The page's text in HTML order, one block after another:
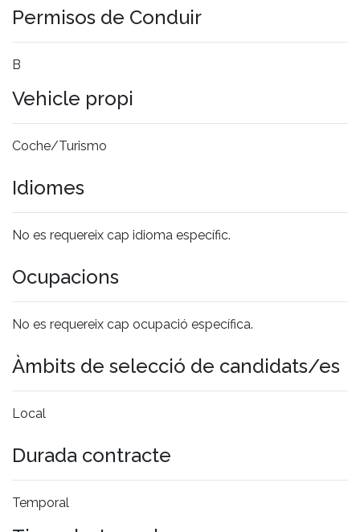
Permisos de Conduir
B
Vehicle propi
Coche/Turismo
Idiomes
No es requereix cap idioma específic.
Ocupacions
No es requereix cap ocupació específica.
Àmbits de selecció de candidats/es
Local
Durada contracte
Temporal